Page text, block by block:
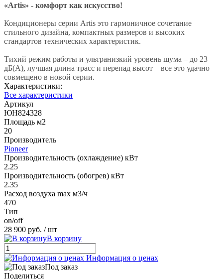
«Artis» - комфорт как искусство!
Кондиционеры серии Artis это гармоничное сочетание
стильного дизайна, компактных размеров и высоких
стандартов технических характеристик.
Тихий режим работы и ультранизкий уровень шума – до 23
дБ(А), лучшая длина трасс и перепад высот – все это удачно
совмещено в новой серии.
Характеристики:
Все характеристики
Артикул
ЮН824328
Площадь м2
20
Производитель
Pioneer
Производительность (охлаждение) кВт
2.25
Производительность (обогрев) кВт
2.35
Расход воздуха max м3/ч
470
Тип
on/off
28 900 руб. / шт
В корзину
Информация о ценах
Под заказ
Поделиться